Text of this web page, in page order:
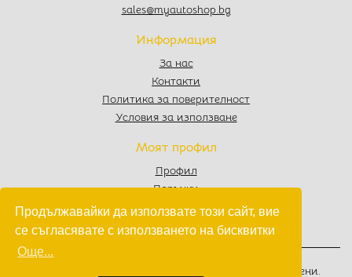
Продължавайки да използвате този сайт, вие
се съгласявате с използването на бисквитки
Още...
sales@myautoshop.bg
Информация
За нас
Контакти
Политика за поверителност
Условия за използване
Моят профил
Профил
Поръчки
Любими
Количка
. Всички права запазени.